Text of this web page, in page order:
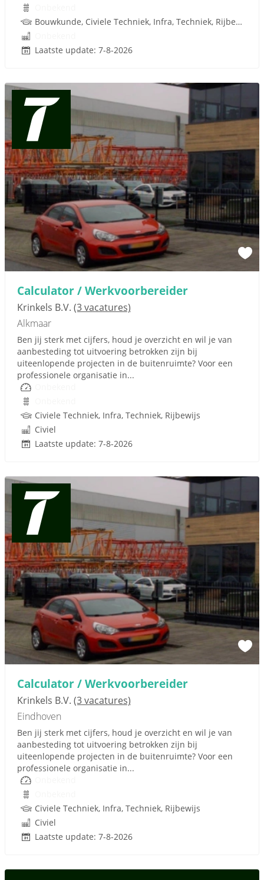
Bouwkunde, Civiele Techniek, Infra, Techniek, Rijbewijs
Laatste update: 7-8-2026
Calculator / Werkvoorbereider
Krinkels B.V. (3 vacatures)
Alkmaar
Ben jij sterk met cijfers, houd je overzicht en wil je van
aanbesteding tot uitvoering betrokken zijn bij
uiteenlopende projecten in de buitenruimte? Voor een
professionele organisatie in...
Civiele Techniek, Infra, Techniek, Rijbewijs
Civiel
Laatste update: 7-8-2026
Calculator / Werkvoorbereider
Krinkels B.V. (3 vacatures)
Eindhoven
Ben jij sterk met cijfers, houd je overzicht en wil je van
aanbesteding tot uitvoering betrokken zijn bij
uiteenlopende projecten in de buitenruimte? Voor een
professionele organisatie in...
Civiele Techniek, Infra, Techniek, Rijbewijs
Civiel
Laatste update: 7-8-2026